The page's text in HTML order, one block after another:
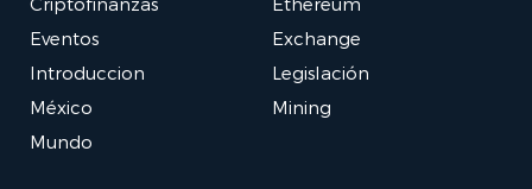
Eventos
Exchange
Introduccion
Legislación
México
Mining
Mundo